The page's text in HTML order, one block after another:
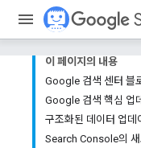
이 페이지의 내용
Google 검색 센터 블
Google 검색 핵심 업
구조화된 데이터 업데
Search Console의 새